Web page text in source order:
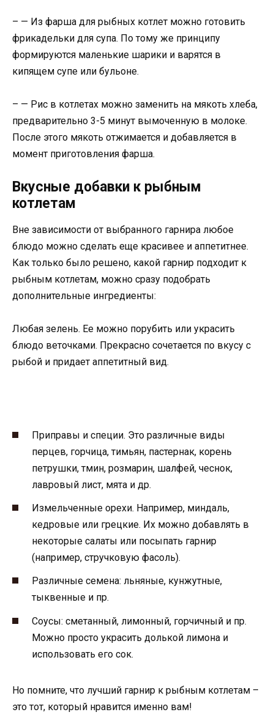
– — Из фарша для рыбных котлет можно готовить
фрикадельки для супа. По тому же принципу
формируются маленькие шарики и варятся в
кипящем супе или бульоне.
– — Рис в котлетах можно заменить на мякоть хлеба,
предварительно 3-5 минут вымоченную в молоке.
После этого мякоть отжимается и добавляется в
момент приготовления фарша.
Вкусные добавки к рыбным
котлетам
Вне зависимости от выбранного гарнира любое
блюдо можно сделать еще красивее и аппетитнее.
Как только было решено, какой гарнир подходит к
рыбным котлетам, можно сразу подобрать
дополнительные ингредиенты:
Любая зелень. Ее можно порубить или украсить
блюдо веточками. Прекрасно сочетается по вкусу с
рыбой и придает аппетитный вид.
Приправы и специи. Это различные виды
перцев, горчица, тимьян, пастернак, корень
петрушки, тмин, розмарин, шалфей, чеснок,
лавровый лист, мята и др.
Измельченные орехи. Например, миндаль,
кедровые или грецкие. Их можно добавлять в
некоторые салаты или посыпать гарнир
(например, стручковую фасоль).
Различные семена: льняные, кунжутные,
тыквенные и пр.
Соусы: сметанный, лимонный, горчичный и пр.
Можно просто украсить долькой лимона и
использовать его сок.
Но помните, что лучший гарнир к рыбным котлетам –
это тот, который нравится именно вам!